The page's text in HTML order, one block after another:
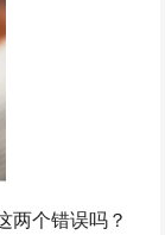
两个错误吗？